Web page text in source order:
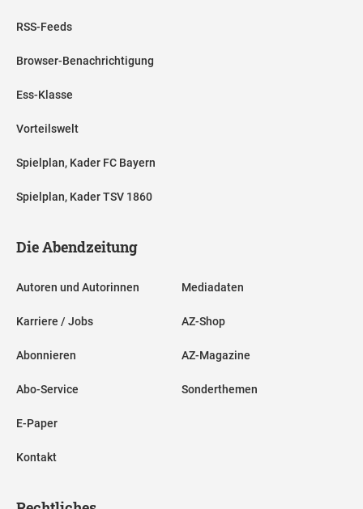
RSS-Feeds
Browser-Benachrichtigung
Ess-Klasse
Vorteilswelt
Spielplan, Kader FC Bayern
Spielplan, Kader TSV 1860
Die Abendzeitung
Autoren und Autorinnen
Karriere / Jobs
Abonnieren
Abo-Service
E-Paper
Kontakt
Mediadaten
AZ-Shop
AZ-Magazine
Sonderthemen